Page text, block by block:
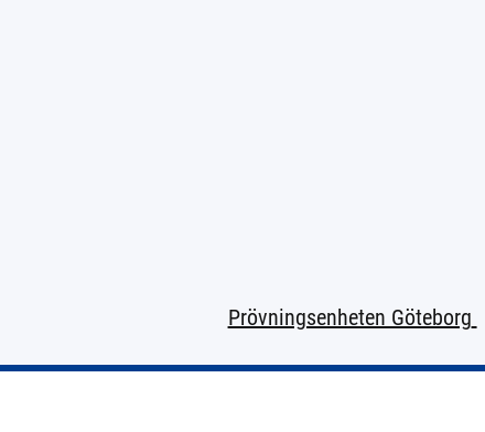
Prövningsenheten Göteborg